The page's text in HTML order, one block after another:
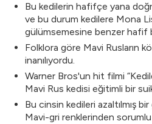
Bu kedilerin hafifçe yana doğru
ve bu durum kedilere Mona
gülümsemesine benzer hafif
Folklora göre Mavi Rusların
inanılıyordu.
Warner Bros'un hit filmi
Mavi Rus kedisi eğitimli bir
Bu cinsin kedileri azaltılmış
Mavi-gri renklerinden